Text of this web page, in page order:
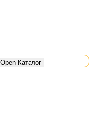
Open Каталог